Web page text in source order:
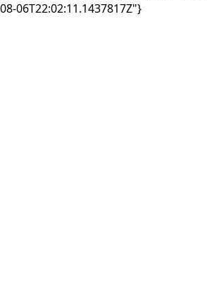
08-06T22:02:11.1437817Z"}